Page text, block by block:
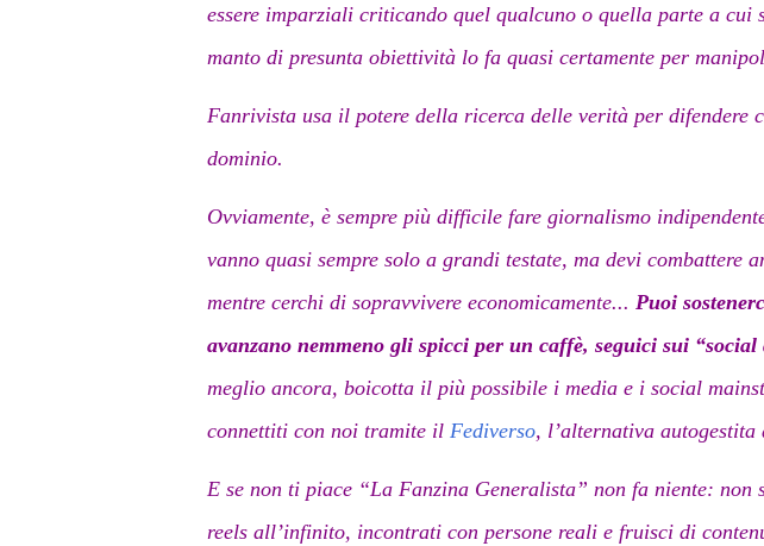
essere imparziali criticando quel qualcuno o quella parte a
manto di presunta obiettività lo fa quasi certamente per
Fanrivista usa il potere della ricerca delle verità per difendere
dominio.
Ovviamente, è sempre più difficile fare giornalismo
vanno quasi sempre solo a grandi testate, ma devi
mentre cerchi di sopravvivere economicamente... Puoi
avanzano nemmeno gli spicci per un caffè, seguici sui
meglio ancora, boicotta il più possibile i media e i social
connettiti con noi tramite il Fediverso, l’alternativa
E se non ti piace “La Fanzina Generalista” non fa niente:
reels all’infinito, incontrati con persone reali e fruisci di